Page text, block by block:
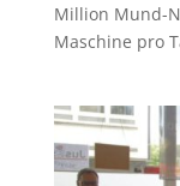
Million Mund-
Maschine pro